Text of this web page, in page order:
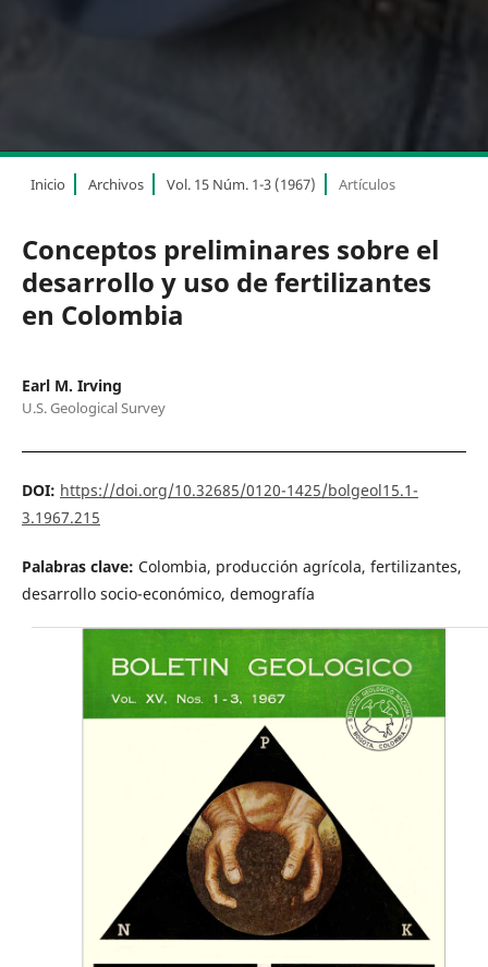
Inicio Archivos Vol. 15 Núm. 1-3 (1967) Artículos
Conceptos preliminares sobre el
desarrollo y uso de fertilizantes
en Colombia
Earl M. Irving
U.S. Geological Survey
DOI: https://doi.org/10.32685/0120-1425/bolgeol15.1-
3.1967.215
Palabras clave: Colombia, producción agrícola, fertilizantes,
desarrollo socio-económico, demografía